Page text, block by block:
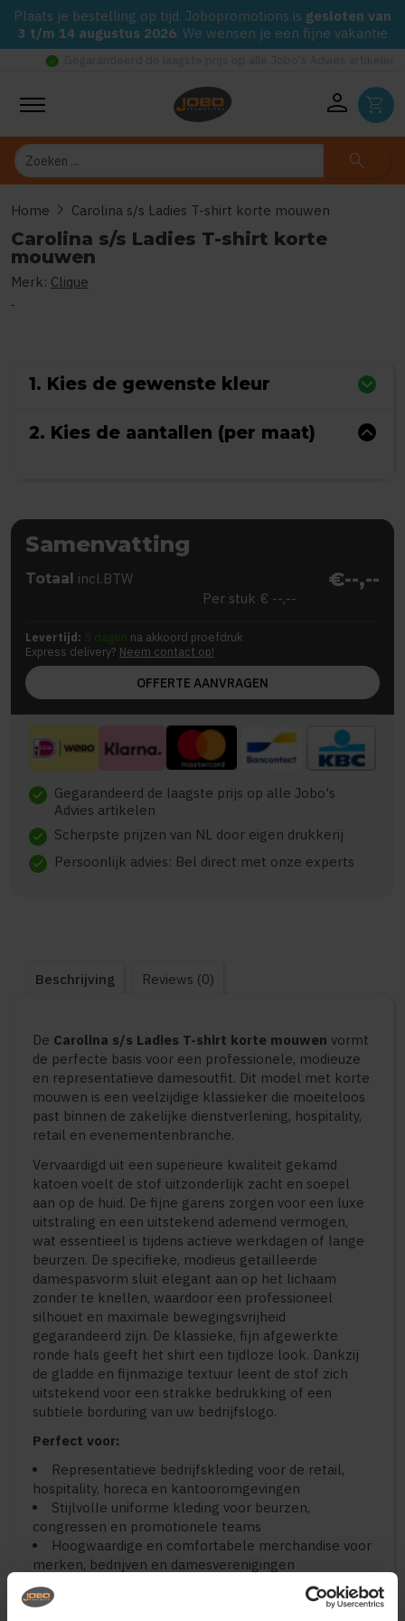
Plaats je bestelling op tijd. Jobopromotions is gesloten van
3 t/m 14 augustus 2026. We wensen je een fijne vakantie
Gegarandeerd de laagste prijs op alle Jobo's Advies artikelen
person shopping_cart
Zoeken search
Home chevron_right Carolina s/s Ladies T-shirt korte mouwen
Carolina s/s Ladies T-shirt korte
mouwen
Merk: Clique
1. Kies de gewenste kleur
2. Kies de aantallen (per maat)
Samenvatting
Totaal incl.BTW €--,--
Per stuk € --,--
Levertijd: 5 dagen na akkoord proefdruk
Express delivery? Neem contact op!
OFFERTE AANVRAGEN
check Gegarandeerd de laagste prijs op alle Jobo's
Advies artikelen
check Scherpste prijzen van NL door eigen drukkerij
check Persoonlijk advies: Bel direct met onze experts
Beschrijving Reviews (0)
De Carolina s/s Ladies T-shirt korte mouwen vormt
de perfecte basis voor een professionele, modieuze
en representatieve damesoutfit. Dit model met korte
mouwen is een veelzijdige klassieker die moeiteloos
past binnen de zakelijke dienstverlening, hospitality,
retail en evenementenbranche.
Vervaardigd uit een superieure kwaliteit gekamd
katoen voelt de stof uitzonderlijk zacht en soepel
aan op de huid. De fijne garens zorgen voor een luxe
uitstraling en een uitstekend ademend vermogen,
wat essentieel is tijdens actieve werkdagen of lange
beurzen. De specifieke, modieus getailleerde
damespasvorm sluit elegant aan op het lichaam
zonder te knellen, waardoor een professioneel
silhouet en maximale bewegingsvrijheid
gegarandeerd zijn. De klassieke, fijn afgewerkte
ronde hals geeft het shirt een tijdloze look. Dankzij
de gladde en fijnmazige textuur leent de stof zich
uitstekend voor een strakke bedrukking of een
subtiele borduring van uw bedrijfslogo.
Perfect voor:
Representatieve bedrijfskleding voor de retail,
hospitality, horeca en kantooromgevingen
Stijlvolle uniforme kleding voor beurzen,
congressen en promotionele teams
Hoogwaardige en comfortabele merchandise voor
merken, bedrijven en damesverenigingen
Belangrijkste kenmerken: